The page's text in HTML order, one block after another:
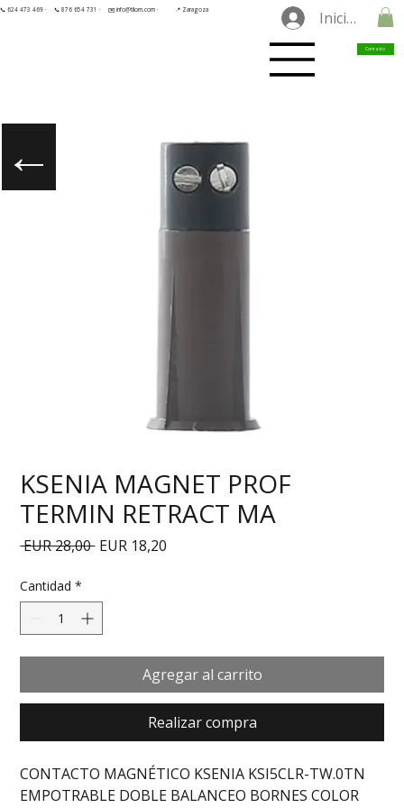
📞 624 473 469 · 📞 876 654 731 · ✉️ info@tilorn.com · 📍 Zaragoza Iniciar
Contacto
KSENIA MAGNET PROF
TERMIN RETRACT MA
EUR 28,00 Precio
EUR 18,20
Cantidad *
Agregar al carrito
Realizar compra
CONTACTO MAGNÉTICO KSENIA KSI5CLR-TW.0TN
EMPOTRABLE DOBLE BALANCEO BORNES COLOR
←